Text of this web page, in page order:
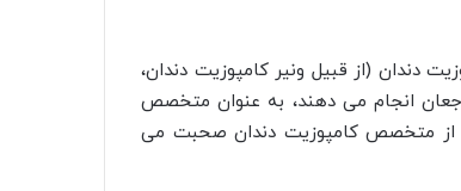
(از قبیل ونیر کامپوزیت دندان،
انجام می دهند، به عنوان متخصص
از متخصص کامپوزیت دندان صحبت می